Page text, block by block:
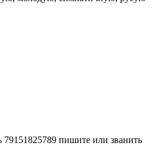
79151825789 пишите или званить